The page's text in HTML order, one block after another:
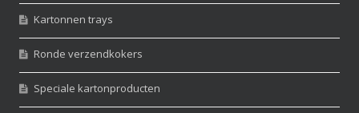
Kartonnen trays
Ronde verzendkokers
Speciale kartonproducten